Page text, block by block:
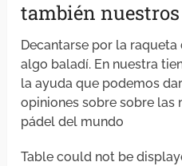
también
Decantarse por la
algo baladí. En nuestra
la ayuda que podemos
opiniones sobre sobre las
pádel del mundo
Table could not be